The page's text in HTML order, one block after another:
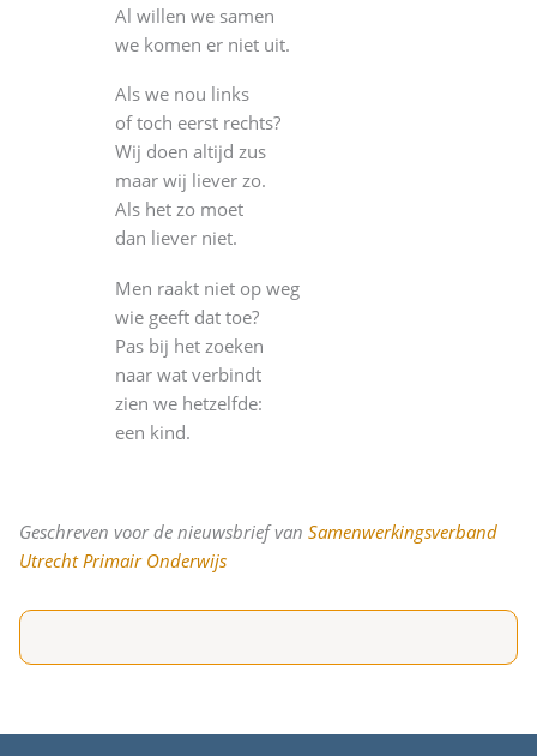
Al willen we samen
we komen er niet uit.
Als we nou links
of toch eerst rechts?
Wij doen altijd zus
maar wij liever zo.
Als het zo moet
dan liever niet.
Men raakt niet op weg
wie geeft dat toe?
Pas bij het zoeken
naar wat verbindt
zien we hetzelfde:
een kind.
Geschreven voor de nieuwsbrief van Samenwerkingsverband
Utrecht Primair Onderwijs